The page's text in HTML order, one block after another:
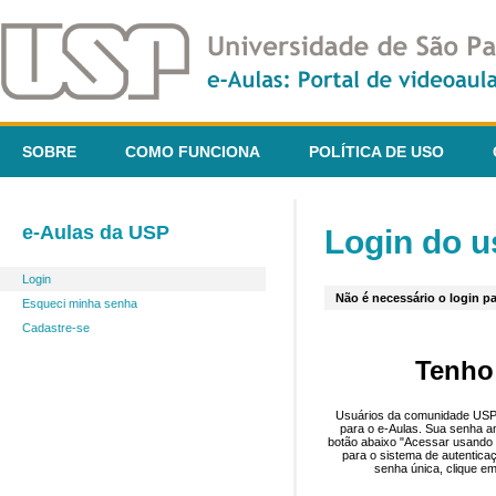
SOBRE COMO FUNCIONA POLÍTICA DE USO
e-Aulas da USP
Login
Esqueci minha senha
Cadastre-se
Login do
Não é necessário o login
Usuários da comunidade
para o e-Aulas. Sua senha
botão abaixo "Acessar
para o sistema de
senha única, clique